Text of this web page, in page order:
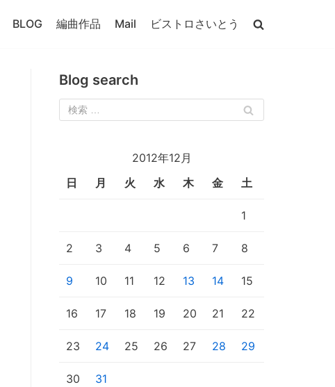
BLOG 編曲作品 Mail ビストロさいとう
Blog search
2012年12月
日
月 火 水 木 金 土
1
2 3 4 5 6 7 8
9 10 11 12 13 14 15
16 17 18 19 20 21 22
23 24 25 26 27 28 29
30 31